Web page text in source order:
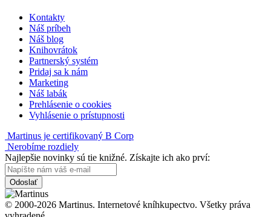
Kontakty
Náš príbeh
Náš blog
Knihovrátok
Partnerský systém
Pridaj sa k nám
Marketing
Náš labák
Prehlásenie o cookies
Vyhlásenie o prístupnosti
Martinus je certifikovaný B Corp
Nerobíme rozdiely
Najlepšie novinky sú tie knižné. Získajte ich ako prví:
Odoslať
© 2000-2026 Martinus. Internetové kníhkupectvo. Všetky práva